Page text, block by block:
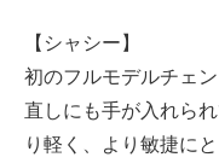
【シャシー】
初のフルモデルチェ
直しにも手が入れら
り軽く、より敏捷に